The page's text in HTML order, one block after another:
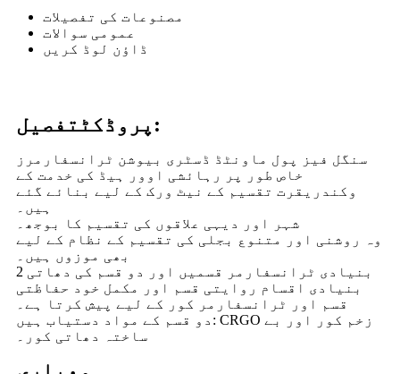
مصنوعات کی تفصیلات
عمومی سوالات
ڈاؤن لوڈ کریں
پروڈکٹ تفصیل:
سنگل فیز پول ماونٹڈ ڈسٹری بیوشن ٹرانسفارمرز
خاص طور پر رہائشی اوور ہیڈ کی خدمت کے
وکندریقرت تقسیم کے نیٹ ورک کے لیے بنائے گئے
ہیں۔
شہر اور دیہی علاقوں کی تقسیم کا بوجھ۔
وہ روشنی اور متنوع بجلی کی تقسیم کے نظام کے لیے
بھی موزوں ہیں۔
2 بنیادی ٹرانسفارمر قسمیں اور دو قسم کی دھاتی
بنیادی اقسام روایتی قسم اور مکمل خود حفاظتی
قسم اور ٹرانسفارمر کور کے لیے پیش کرتا ہے۔
دو قسم کے مواد دستیاب ہیں: CRGO زخم کور اور بے
ساختہ دھاتی کور۔